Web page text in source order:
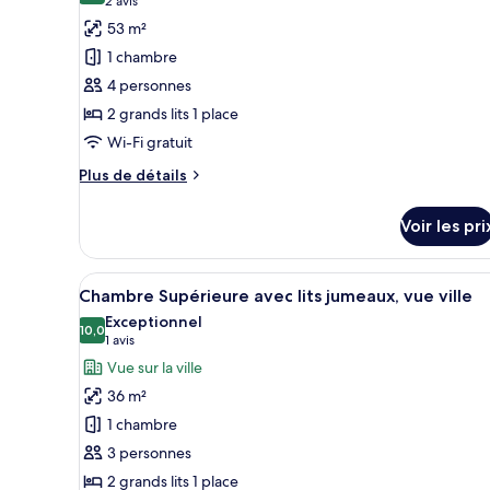
non-
fumeurs
photos
pour
ce
type
de
chambre :
Suite
fumeurs
53 m²
1 chambre
4 personnes
2 grands lits 1 place
Wi-Fi gratuit
Plus de détails
Plus
le
type
de
chambre
Suite
Junior,
non-
fumeurs
Voir les
Afficher
toutes
les
photos
pour
ce
type
de
chambre :
Une chambre d’hôtel avec
9
Chambre Supérieure avec lits jumeaux, vue ville
10,010,0 sur 10
Exceptionnel
1 avis
(1 avis)
Vue sur la ville
36 m²
1 chambre
3 personnes
2 grands lits 1 place